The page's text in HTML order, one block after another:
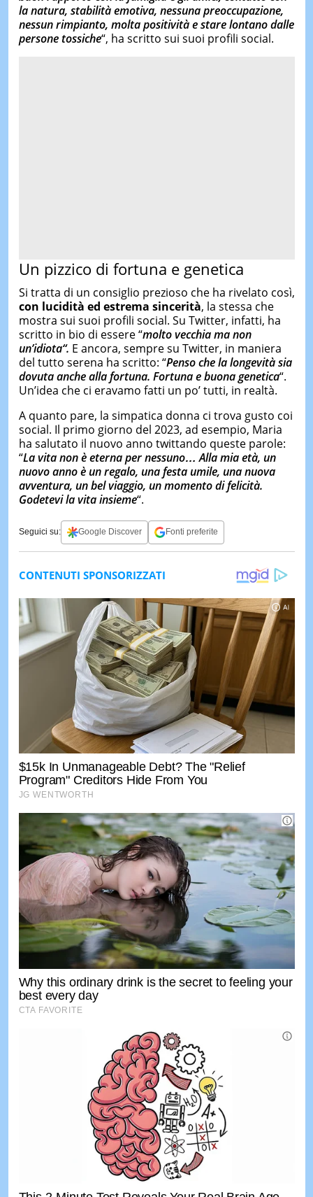
la natura, stabilità emotiva, nessuna preoccupazione,
nessun rimpianto, molta positività e stare lontano dalle
persone tossiche“, ha scritto sui suoi profili social.
Un pizzico di fortuna e genetica
Si tratta di un consiglio prezioso che ha rivelato così,
con lucidità ed estrema sincerità, la stessa che
mostra sui suoi profili social. Su Twitter, infatti, ha
scritto in bio di essere “molto vecchia ma non
un’idiota“. E ancora, sempre su Twitter, in maniera
del tutto serena ha scritto: “Penso che la longevità sia
dovuta anche alla fortuna. Fortuna e buona genetica“.
Un’idea che ci eravamo fatti un po’ tutti, in realtà.
A quanto pare, la simpatica donna ci trova gusto coi
social. Il primo giorno del 2023, ad esempio, Maria
ha salutato il nuovo anno twittando queste parole:
“La vita non è eterna per nessuno… Alla mia età, un
nuovo anno è un regalo, una festa umile, una nuova
avventura, un bel viaggio, un momento di felicità.
Godetevi la vita insieme“.
Seguici su: Google Discover Fonti preferite